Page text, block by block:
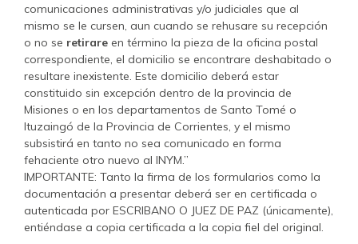
comunicaciones administrativas y/o judiciales que al
mismo se le cursen, aun cuando se rehusare su recepción
o no se retirare en término la pieza de la oficina postal
correspondiente, el domicilio se encontrare deshabitado o
resultare inexistente. Este domicilio deberá estar
constituido sin excepción dentro de la provincia de
Misiones o en los departamentos de Santo Tomé o
Ituzaingó de la Provincia de Corrientes, y el mismo
subsistirá en tanto no sea comunicado en forma
fehaciente otro nuevo al INYM.”
IMPORTANTE: Tanto la firma de los formularios como la
documentación a presentar deberá ser en certificada o
autenticada por ESCRIBANO O JUEZ DE PAZ (únicamente),
entiéndase a copia certificada a la copia fiel del original.